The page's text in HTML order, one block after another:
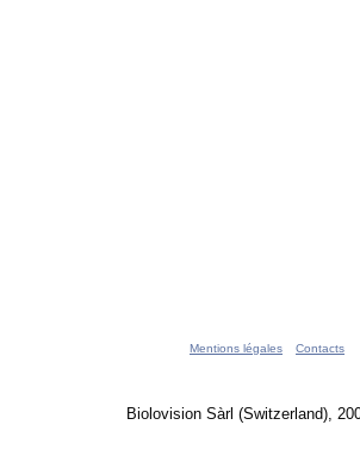
Mentions légales Contacts
Biolovision Sàrl (Switzerland),